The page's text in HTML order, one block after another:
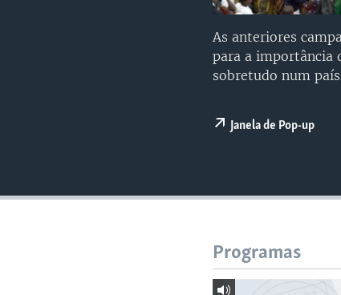
As anteriores
para a importância
sobretudo num
Janela de Pop-up
Programas